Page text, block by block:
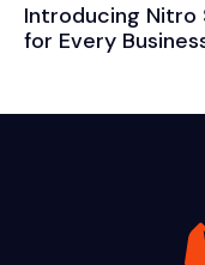
Introducing Nitro
for Every